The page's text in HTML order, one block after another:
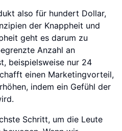
also für hundert Dollar,
der Knappheit und
geht es darum zu
Anzahl an
beispielsweise nur 24
einen Marketingvorteil,
indem ein Gefühl der
Schritt, um die Leute